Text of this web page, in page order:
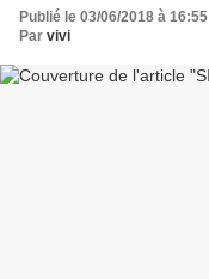
Publié le 03/06/2018 à 16:55
Par vivi